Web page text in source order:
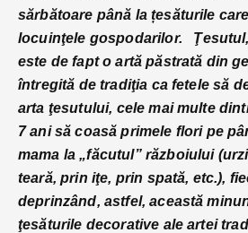
sărbătoare până la țesăturile
locuinţele gospodarilor.
este de fapt o artă păstrată din
întregită de tradiţia ca fetele să
arta ţesutului, cele mai multe
7 ani să coasă primele flori pe
mama la „făcutul” războiului
teară, prin iţe, prin spată, etc.),
deprinzând, astfel, această
ţesăturile decorative ale artei